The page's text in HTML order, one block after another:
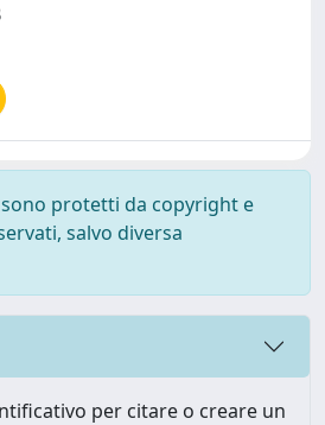
protetti da copyright e
salvo diversa
per citare o creare un